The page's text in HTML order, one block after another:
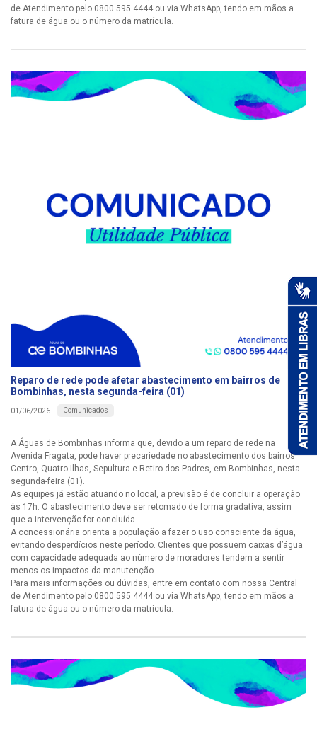
de Atendimento pelo 0800 595 4444 ou via WhatsApp, tendo em mãos a
fatura de água ou o número da matrícula.
Reparo de rede pode afetar abastecimento em bairros de
Bombinhas, nesta segunda-feira (01)
01/06/2026 Comunicados
A Águas de Bombinhas informa que, devido a um reparo de rede na
Avenida Fragata, pode haver precariedade no abastecimento dos bairros
Centro, Quatro Ilhas, Sepultura e Retiro dos Padres, em Bombinhas, nesta
segunda-feira (01).
As equipes já estão atuando no local, a previsão é de concluir a operação
às 17h. O abastecimento deve ser retomado de forma gradativa, assim
que a intervenção for concluída.
A concessionária orienta a população a fazer o uso consciente da água,
evitando desperdícios neste período. Clientes que possuem caixas d’água
com capacidade adequada ao número de moradores tendem a sentir
menos os impactos da manutenção.
Para mais informações ou dúvidas, entre em contato com nossa Central
de Atendimento pelo 0800 595 4444 ou via WhatsApp, tendo em mãos a
fatura de água ou o número da matrícula.